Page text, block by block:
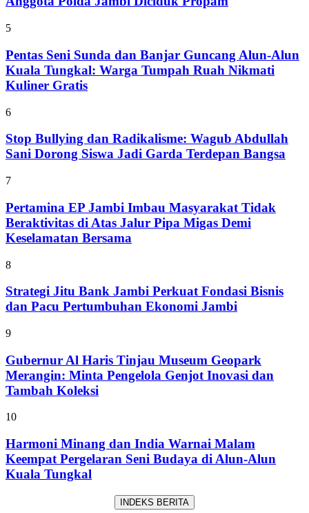
5
Pentas Seni Sunda dan Banjar Guncang Alun-Alun
Kuala Tungkal: Warga Tumpah Ruah Nikmati
Kuliner Gratis
6
Stop Bullying dan Radikalisme: Wagub Abdullah
Sani Dorong Siswa Jadi Garda Terdepan Bangsa
7
Pertamina EP Jambi Imbau Masyarakat Tidak
Beraktivitas di Atas Jalur Pipa Migas Demi
Keselamatan Bersama
8
Strategi Jitu Bank Jambi Perkuat Fondasi Bisnis
dan Pacu Pertumbuhan Ekonomi Jambi
9
Gubernur Al Haris Tinjau Museum Geopark
Merangin: Minta Pengelola Genjot Inovasi dan
Tambah Koleksi
10
Harmoni Minang dan India Warnai Malam
Keempat Pergelaran Seni Budaya di Alun-Alun
Kuala Tungkal
INDEKS BERITA